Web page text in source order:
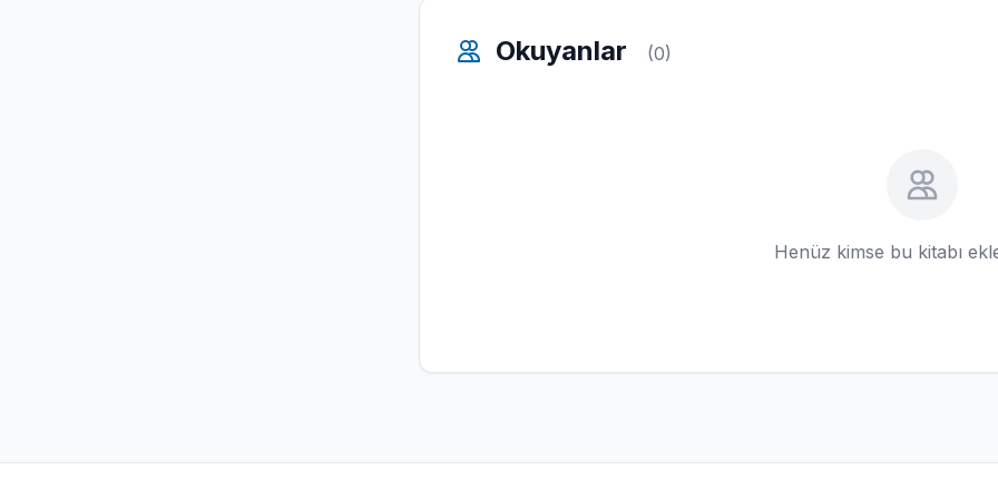
Okuyanlar (0)
Henüz kimse bu kitabı